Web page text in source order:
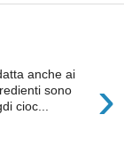
›
anche ai
sono
cioc...